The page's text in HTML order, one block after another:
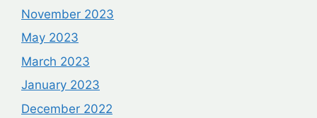
November 2023
May 2023
March 2023
January 2023
December 2022